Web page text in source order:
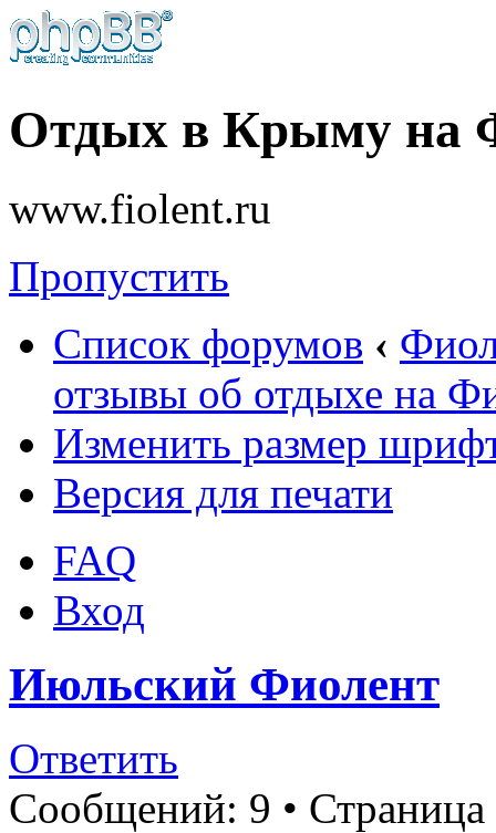
Отдых в Крыму на
www.fiolent.ru
Пропустить
Список форумов ‹
отзывы об отдыхе на
Изменить размер
Версия для печати
FAQ
Вход
Июльский Фиолент
Ответить
Сообщений: 9 • Страница